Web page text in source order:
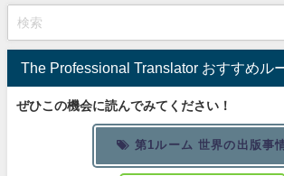
The Professional Translator おすすめル
ぜひこの機会に読んでみてください！
第1ルーム 世界の出版事